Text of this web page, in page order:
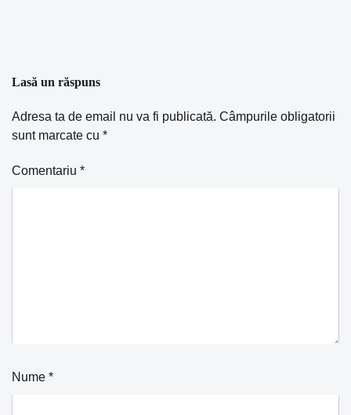
Lasă un răspuns
Adresa ta de email nu va fi publicată. Câmpurile obligatorii
sunt marcate cu *
Comentariu *
Nume *